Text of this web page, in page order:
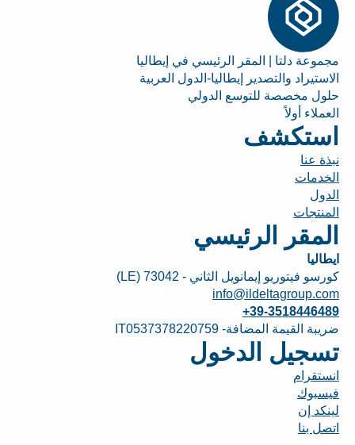
مجموعة دلتا | المقر الرئيسي في إيطاليا
الاستيراد والتصدير إيطاليا-الدول العربية
حلول مخصصة للتوسع الدولي
العملاء أولاً
استكشف
نبذة عنا
الخدمات
الدول
المنتجات
المقر الرئيسي
ايطاليا
كورسو فيتوريو إيمانويل الثاني - 73042 (LE)
info@ildeltagroup.com
+39-3518446489
ضريبة القيمة المضافة- IT0537378220759
تسجيل الدخول
انستقرام
فيسبوك
لينكد إن
اتصل بنا